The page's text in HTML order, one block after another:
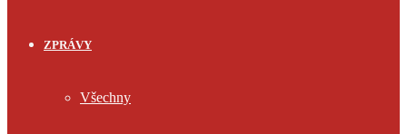
ZPRÁVY
Všechny